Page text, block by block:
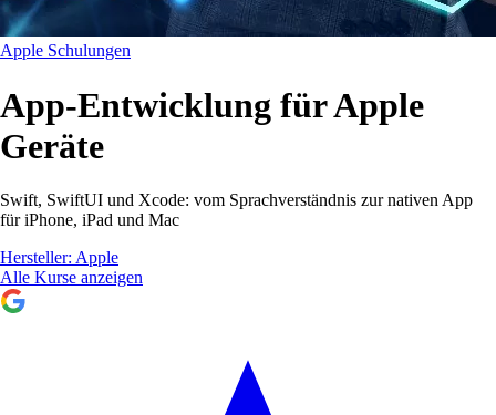
Apple Schulungen
App-Entwicklung für Apple
Geräte
Swift, SwiftUI und Xcode: vom Sprachverständnis zur nativen App
für iPhone, iPad und Mac
Hersteller: Apple
Alle Kurse anzeigen